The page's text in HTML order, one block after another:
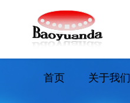
首页 关于我们